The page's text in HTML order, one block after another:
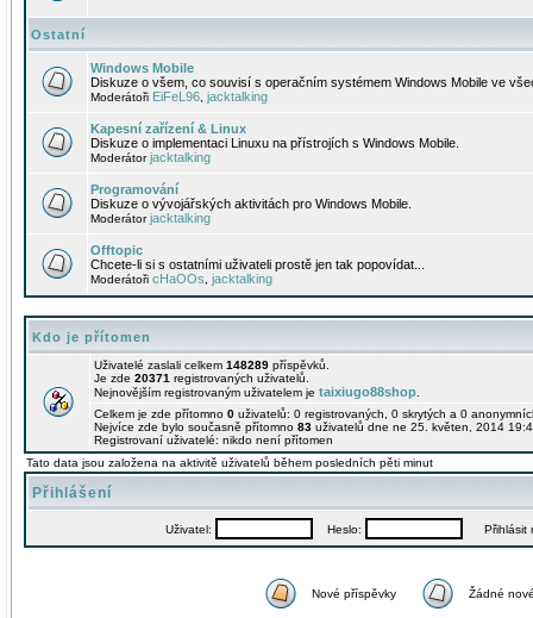
Ostatní
Windows Mobile
Diskuze o všem, co souvisí s operačním systémem Windows Mobile ve
Moderátoři EiFeL96 jacktalking
Kapesní zařízení & Linux
Diskuze o implementaci Linuxu na přístrojích s Windows Mobile.
Moderátorjacktalking
Programování
Diskuze o vývojářských aktivitách pro Windows Mobile.
Moderátorjacktalking
Offtopic
Chcete-li si s ostatními uživateli prostě jen tak popovídat...
Moderátoři cHaOOs jacktalking
Kdo je přítomen
Uživatelé zaslali celkem 148289 příspěvků.
Je zde 20371 registrovaných uživatelů.
Nejnovějším registrovaným uživatelem je taixiugo88shop
Celkem je zde přítomno 0 uživatelů: 0 registrovaných, 0 skrytých a 0
Nejvíce zde bylo současně přítomno 83 uživatelů dne ne 25. květen, 2014
Registrovaní uživatelé: nikdo není přítomen
Tato data jsou založena na aktivitě uživatelů během posledních pěti minut
Přihlášení
Uživatel: Heslo: Přihlásit
Nové příspěvky Žádné